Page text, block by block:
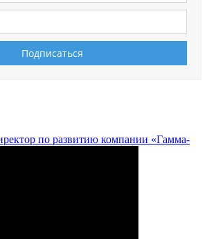
по развитию компании «Гамма-